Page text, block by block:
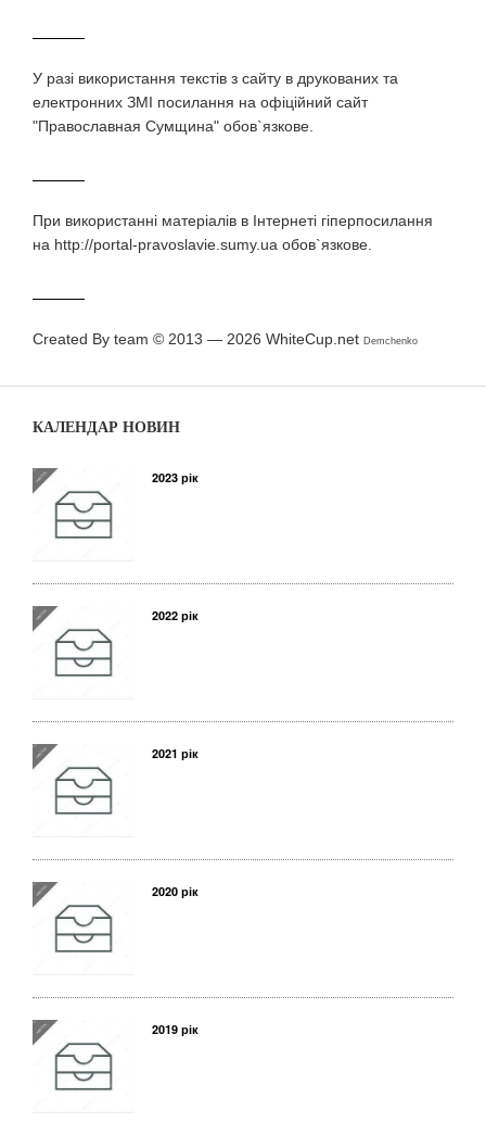
У разi використання текстiв з сайту в друкованих та
електронних ЗМI посилання на офіційний сайт
"Православная Сумщина" обов`язкове.
При використаннi матерiалiв в Iнтернетi гiперпосилання
на http://portal-pravoslavie.sumy.ua обов`язкове.
Created By team © 2013 — 2026 WhiteCup.net Demchenko
КАЛЕНДАР НОВИН
2023 рік
2022 рік
2021 рік
2020 рік
2019 рік